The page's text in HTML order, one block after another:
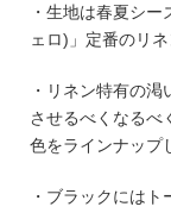
・生地は春夏シ
ェロ)」定番のリネ
・リネン特有の
させるべくなるべ
色をラインナップ
・ブラックには